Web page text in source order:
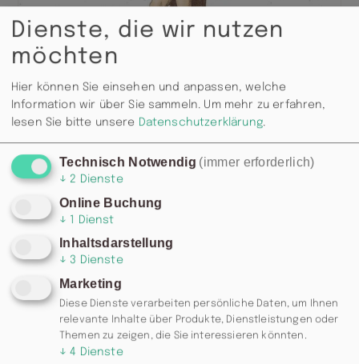
Dienste, die wir nutzen
möchten
Hier können Sie einsehen und anpassen, welche
Information wir über Sie sammeln. Um mehr zu erfahren,
lesen Sie bitte unsere Datenschutzerklärung.
Technisch Notwendig (immer erforderlich)
↓ 2 Dienste
Online Buchung
↓ 1 Dienst
Inhaltsdarstellung
↓ 3 Dienste
Marketing
Diese Dienste verarbeiten persönliche Daten, um Ihnen
relevante Inhalte über Produkte, Dienstleistungen oder
Themen zu zeigen, die Sie interessieren könnten.
↓ 4 Dienste